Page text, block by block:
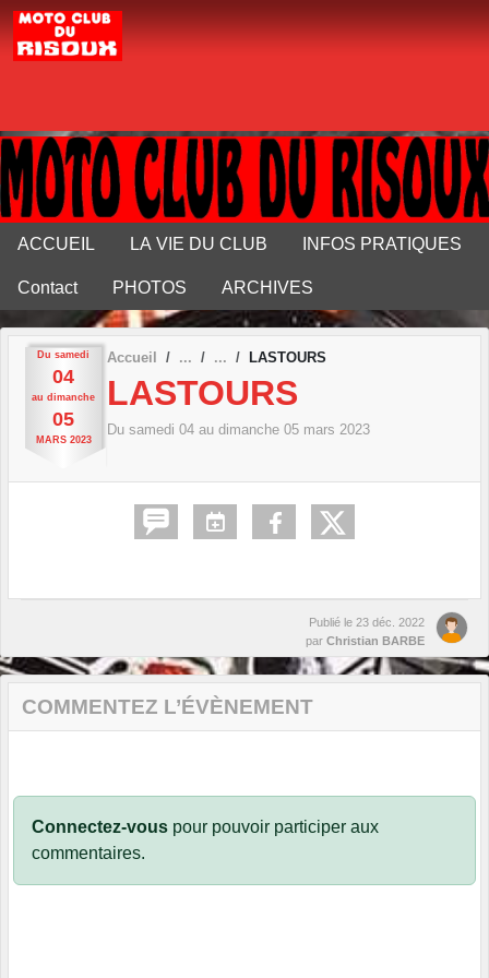
ACCUEIL LA VIE DU CLUB INFOS PRATIQUES
Contact PHOTOS ARCHIVES
Du samedi
04
au dimanche
05
MARS 2023
Accueil LASTOURS
LASTOURS
Du samedi 04 au dimanche 05 mars 2023
Publié le 23 déc. 2022
par Christian BARBE
COMMENTEZ L’ÉVÈNEMENT
Connectez-vous pour pouvoir participer aux
commentaires.
Panneau de gestion des cookies